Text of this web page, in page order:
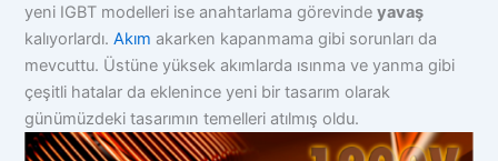
yeni IGBT modelleri ise anahtarlama görevindeyavaş
kalıyorlardı.Akım akarken kapanmama gibi sorunları da
mevcuttu. Üstüne yüksek akımlarda ısınma ve yanma gibi
çeşitli hatalar da eklenince yeni bir tasarım olarak
günümüzdeki tasarımın temelleri atılmış oldu.